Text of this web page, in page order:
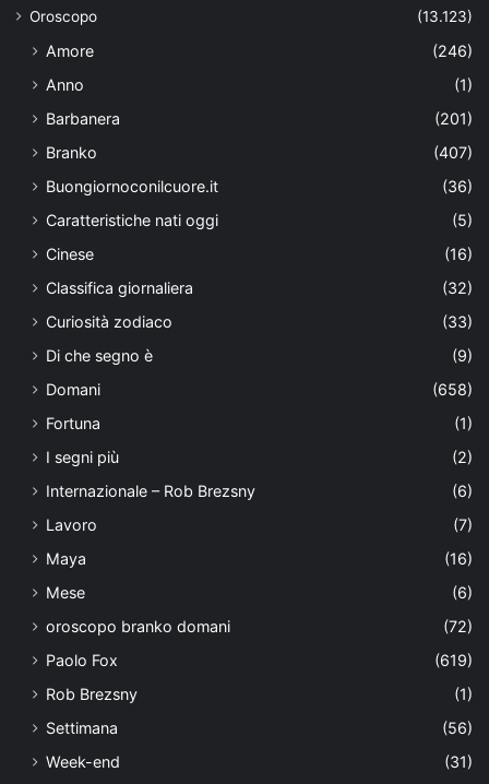
Oroscopo (13.123)
Amore
(246)
Anno
(1)
Barbanera
(201)
Branko
(407)
Buongiornoconilcuore.it
(36)
Caratteristiche nati oggi
(5)
Cinese
(16)
Classifica giornaliera
(32)
Curiosità zodiaco
(33)
Di che segno è
(9)
Domani
(658)
Fortuna
(1)
I segni più
(2)
Internazionale – Rob Brezsny
(6)
Lavoro
(7)
Maya
(16)
Mese
(6)
oroscopo branko domani
(72)
Paolo Fox
(619)
Rob Brezsny
(1)
Settimana
(56)
Week-end
(31)